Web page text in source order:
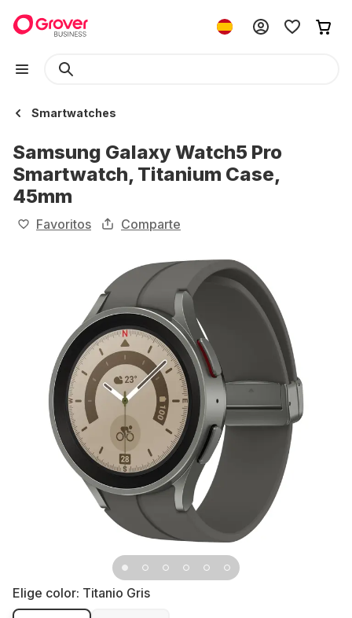
Smartwatches
Samsung Galaxy Watch5 Pro
Smartwatch, Titanium Case,
45mm
Favoritos Comparte
Elige color: Titanio Gris